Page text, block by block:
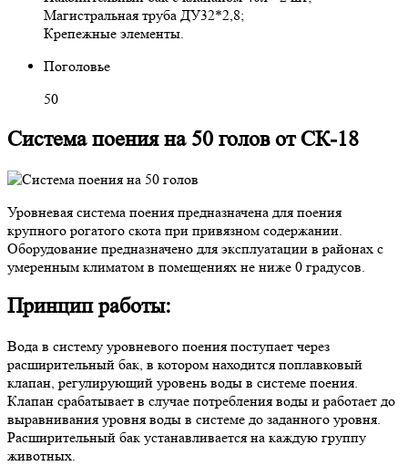
Магистральная труба ДУ32*2,8;
Крепежные элементы.
Поголовье
50
Система поения на 50 голов от СК-18
Уровневая система поения предназначена для поения
крупного рогатого скота при привязном содержании.
Оборудование предназначено для эксплуатации в районах с
умеренным климатом в помещениях не ниже 0 градусов.
Принцип работы:
Вода в систему уровневого поения поступает через
расширительный бак, в котором находится поплавковый
клапан, регулирующий уровень воды в системе поения.
Клапан срабатывает в случае потребления воды и работает до
выравнивания уровня воды в системе до заданного уровня.
Расширительный бак устанавливается на каждую группу
животных.